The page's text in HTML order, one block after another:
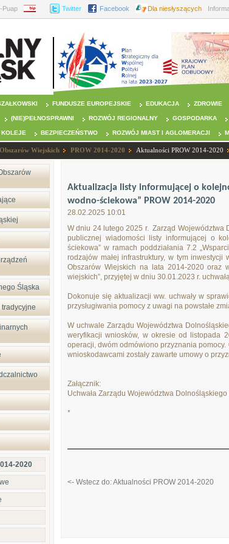
Puap BIP Twitter Facebook Dla niesłyszących
FUNDUSZE EUROPEJSKIE EDUKACJA ZDROWIE
(NIE)PEŁNOSPRAWNI ROZWÓJ REGIONALNY GOSPODARKA
KOLEJE BEZPIECZEŃSTWO ROZWÓJ MIAST I AGLOMERACJI
Wiejskich PROW 2014-2020 Aktualności PROW 2014-2020
Śląska
tradycyjne
2020
Aktualizacja listy informującej o
wodno-ściekowa” PROW 2014-2020
28.02.2025 10:01
W dniu 24 lutego 2025 r. Zarząd Województwa
publicznej wiadomości listy informującej o
ściekowa” w ramach poddziałania 7.2
rodzajów małej infrastruktury, w tym
Obszarów Wiejskich na lata 2014-2020 oraz
wiejskich”, przyjętej w dniu 30.01.2023 r.
Dokonuje się aktualizacji ww. uchwały w
przysługiwania pomocy z uwagi na powstałe
W uchwale Zarządu Województwa
weryfikacji wniosków, w okresie od listopada
operacji, dwóm odmówiono przyznania
wnioskodawcami zostały zawarte umowy o
Załącznik:
Uchwała Zarządu Województwa
*
<- Wstecz do: Aktualności PROW 2014-2020